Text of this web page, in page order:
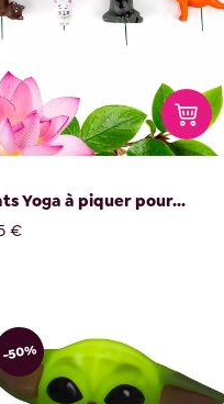
Yoga à piquer pour...
€
-50%